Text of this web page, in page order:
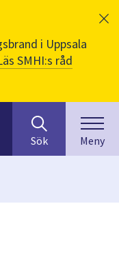
i Uppsala
SMHI:s råd
efter
innehåll
på
Sök Meny